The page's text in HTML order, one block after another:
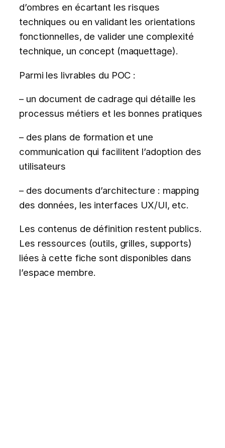
d’ombres en écartant les risques
techniques ou en validant les orientations
fonctionnelles, de valider une complexité
technique, un concept (maquettage).
Parmi les livrables du POC :
– un document de cadrage qui détaille les
processus métiers et les bonnes pratiques
– des plans de formation et une
communication qui facilitent l’adoption des
utilisateurs
– des documents d’architecture : mapping
des données, les interfaces UX/UI, etc.
Les contenus de définition restent publics.
Les ressources (outils, grilles, supports)
liées à cette fiche sont disponibles dans
l’espace membre.